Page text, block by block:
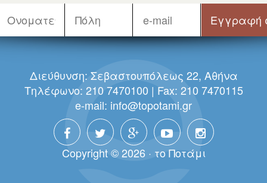
Διεύθυνση: Σεβαστουπόλεως 22, Αθήνα
Τηλέφωνο: 210 7470100 | Fax: 210 7470115
e-mail: info@topotami.gr
Copyright © 2026 · τo Πoτάμι